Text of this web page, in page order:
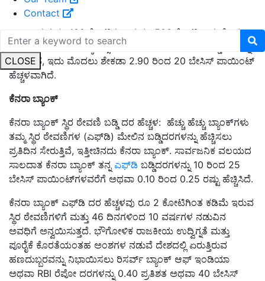
Contact
CLOSE
ಬ್ಯಾಂಕ್ ಈಗ ರೂ.100 ಕೋಟಿಗಳಿಂದ ರೂ.500 ಕೋಟಿಗಿಂತ ಹೆಚ್ಚಿನ
ಉಳಿತಾಯ ಖಾತೆಯ ಬ್ಯಾಲೆನ್ಸ್‌ಗಳ ಮೇಲೆ ಶೇಕಡಾ 3.10 ರ ಬಡ್ಡಿದರವನ್ನು
ನೀಡುತ್ತದೆ, ಇದು ಮೊದಲು ಶೇಕಡಾ 2.90 ರಿಂದ 20 ಬೇಸಿಸ್ ಪಾಯಿಂಟ್
ಹೆಚ್ಚಳವಾಗಿದೆ.
ಕೆನರಾ ಬ್ಯಾಂಕ್
ಕೆನರಾ ಬ್ಯಾಂಕ್ ಸ್ಥಿರ ಠೇವಣಿ ಬಡ್ಡಿ ದರ ಹೆಚ್ಚಳ: ಹೆಚ್ಚು ಹೆಚ್ಚು ಬ್ಯಾಂಕ್‌ಗಳು
ತಮ್ಮ ಸ್ಥಿರ ಠೇವಣಿಗಳ (ಎಫ್‌ಡಿ) ಮೇಲಿನ ಬಡ್ಡಿದರಗಳನ್ನು ಹೆಚ್ಚಿಸಲು
ಪ್ರತಿದಿನ ಸೇರುತ್ತಿವೆ, ಇತ್ತೀಚಿನದು ಕೆನರಾ ಬ್ಯಾಂಕ್. ಸಾರ್ವಜನಿಕ ವಲಯದ
ಸಾಲದಾತ ಕೆನರಾ ಬ್ಯಾಂಕ್ ತನ್ನಎಫ್‌ಡಿ ಬಡ್ಡಿದರಗಳನ್ನು 10 ರಿಂದ 25
ಬೇಸಿಸ್ ಪಾಯಿಂಟ್‌ಗಳವರೆಗೆ ಅಥವಾ 0.10 ರಿಂದ 0.25 ರಷ್ಟು ಹೆಚ್ಚಿಸಿದೆ.
ಕೆನರಾ ಬ್ಯಾಂಕ್ ಎಫ್‌ಡಿ ದರ ಹೆಚ್ಚಳವು ರೂ 2 ಕೋಟಿಗಿಂತ ಕಡಿಮೆ ಇರುವ
ಸ್ಥಿರ ಠೇವಣಿಗಳಿಗೆ ಮತ್ತು 46 ದಿನಗಳಿಂದ 10 ವರ್ಷಗಳ ನಡುವಿನ
ಅವಧಿಗೆ ಅನ್ವಯಿಸುತ್ತದೆ. ಭೌಗೋಳಿಕ ರಾಜಕೀಯ ಉದ್ವಿಗ್ನತೆ ಮತ್ತು
ಪೂರೈಕೆ ಕೊರತೆಯಂತಹ ಅಂಶಗಳ ನಡುವೆ ದೇಶದಲ್ಲಿ ಏರುತ್ತಿರುವ
ಹಣದುಬ್ಬರವನ್ನು ನಿಭಾಯಿಸಲು ರಿಸರ್ವ್ ಬ್ಯಾಂಕ್ ಆಫ್ ಇಂಡಿಯಾ
ಅಥವಾ RBI ರೆಪೋ ದರಗಳನ್ನು 0.40 ಪ್ರತಿಶತ ಅಥವಾ 40 ಬೇಸಿಸ್